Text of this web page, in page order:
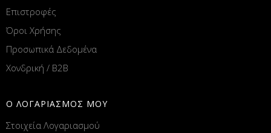
Επιστροφές
Όροι Χρήσης
Προσωπικά Δεδομένα
Χονδρική / B2B
Ο ΛΟΓΑΡΙΑΣΜΟΣ ΜΟΥ
Στοιχεία Λογαριασμού